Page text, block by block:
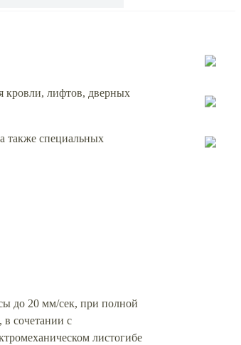
кровли, лифтов, дверных
также специальных
до 20 мм/сек, при полной
сочетании с
листогибе